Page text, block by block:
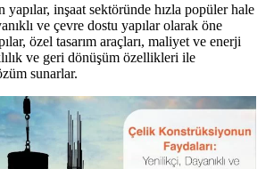
inşaat sektöründe hızla popüler hale
ve çevre dostu yapılar olarak öne
özel tasarım araçları, maliyet ve enerji
ve geri dönüşüm özellikleri ile
sunarlar.